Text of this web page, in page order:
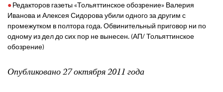
Редакторов газеты «Тольяттинское обозрение» Валерия
Иванова и Алексея Сидорова убили одного за другим с
промежутком в полтора года. Обвинительный приговор ни по
одному из дел до сих пор не вынесен. (АП/ Тольяттинское
обозрение)
Опубликовано 27 октября 2011 года